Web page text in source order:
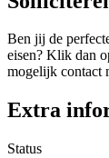
Ben jij de
eisen? Klik dan
mogelijk contact
Extra
Status